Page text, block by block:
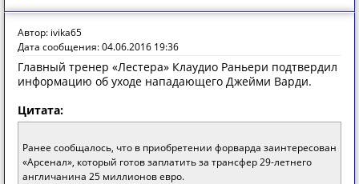
Автор: ivika65
Дата сообщения: 04.06.2016 19:36
Главный тренер «Лестера» Клаудио Раньери подтвердил
информацию об уходе нападающего Джейми Варди.
Цитата:
Ранее сообщалось, что в приобретении форварда заинтересован
«Арсенал», который готов заплатить за трансфер 29-летнего
англичанина 25 миллионов евро.